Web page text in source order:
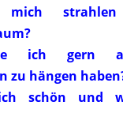
mich
ich gern
zu hängen
schön und